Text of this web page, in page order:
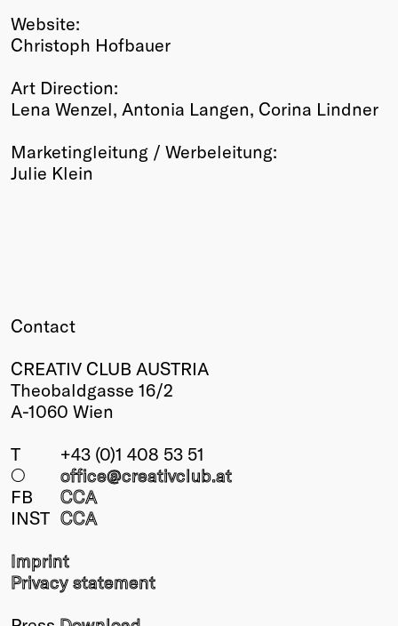
Website:
Christoph Hofbauer
Art Direction:
Lena Wenzel, Antonia Langen, Corina Lindner
Marketingleitung / Werbeleitung:
Julie Klein
Contact
CREATIV CLUB AUSTRIA
Theobaldgasse 16/2
A-1060 Wien
T
+43 (0)1 408 53 51
○
office@creativclub.at
FB
CCA
INST CCA
Imprint
Privacy statement